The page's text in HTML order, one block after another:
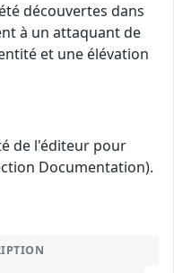
découvertes dans
à un attaquant de
et une élévation
de l'éditeur pour
Documentation).